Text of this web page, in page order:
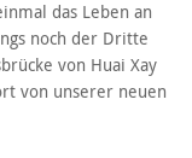
das Leben an
noch der Dritte
von Huai Xay
von unserer neuen